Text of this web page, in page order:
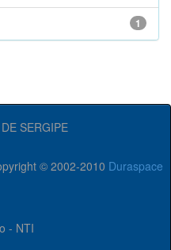
1
SERGIPE
© 2002-2010 Duraspace
- NTI